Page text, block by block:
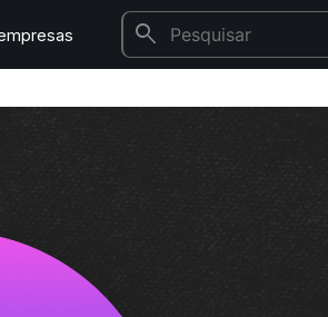
search